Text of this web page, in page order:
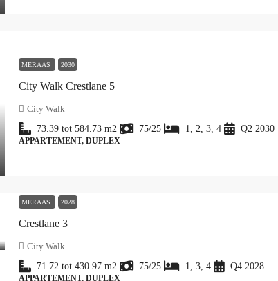
MERAAS 2030
City Walk Crestlane 5
City Walk
73.39 tot 584.73 m2 75/25 1, 2, 3, 4 Q2 2030
APPARTEMENT, DUPLEX
MERAAS 2028
Crestlane 3
City Walk
71.72 tot 430.97 m2 75/25 1, 3, 4 Q4 2028
APPARTEMENT, DUPLEX